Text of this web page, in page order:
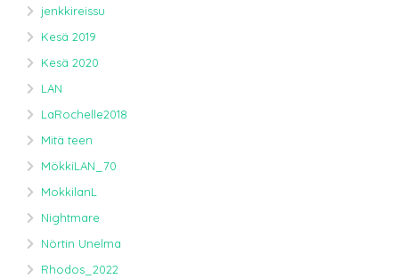
jenkkireissu
Kesä 2019
Kesä 2020
LAN
LaRochelle2018
Mitä teen
MökkiLAN_70
MokkilanL
Nightmare
Nörtin Unelma
Rhodos_2022